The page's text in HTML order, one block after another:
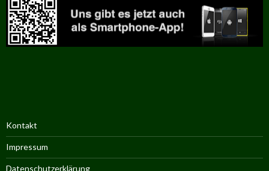
Kontakt
Impressum
Datenschutzerklärung